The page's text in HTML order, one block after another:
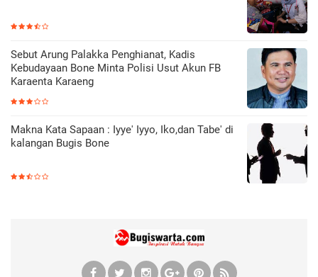
Sebut Arung Palakka Penghianat, Kadis
Kebudayaan Bone Minta Polisi Usut Akun FB
Karaenta Karaeng
Makna Kata Sapaan : Iyye' Iyyo, Iko,dan Tabe' di
kalangan Bugis Bone